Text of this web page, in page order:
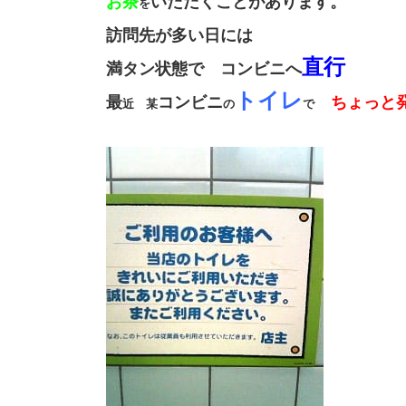
を
訪問先が多い日には
満タン状態で コンビニへ直行
最近 某コンビニの トイレで ちょっと